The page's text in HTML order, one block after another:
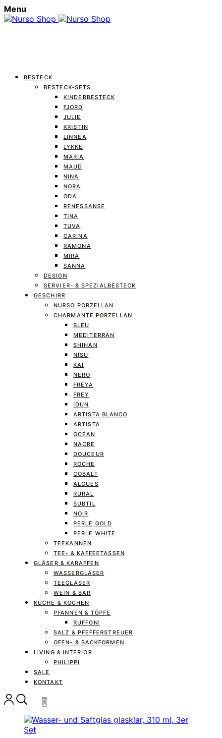
Menu
BESTECK
BESTECK-SETS
KINDERBESTECK
FJORD
JULIE
KRISTIN
LINNEA
LYKKE
MARIA
MAUD
NINA
NORA
ODA
RENESSANSE
TINA
TUVA
CARINA
RAMONA
MIRA
SANNA
DESIGN
SERVIER- & SPEZIALBESTECK
GESCHIRR
NURSO PORZELLAN
CHARMANTE PORZELLAN
BLEU
MEDITERRAN
SHIHAN
NĪSU
KAI
NERO
FREYA
FREY
IDUN
ARTISTA BLANCO
ARTISTA
OCÉAN
NACRE
DOUCEUR
ROCHE
COBALT
ALGUES
RURAL
SUBTIL
NOIR
PERLE GOLD
PERLE WHITE
TEEKANNEN
TEE- & KAFFEETASSEN
GLÄSER & KARAFFEN
WASSERGLÄSER
TEEGLÄSER
WEIN & BAR
KÜCHE & KOCHEN
PFANNEN & TÖPFE
RUFFONI
SALZ & PFEFFERSTREUER
OFEN- & BACKFORMEN
LIVING & INTERIOR
PHILIPPI
SALE
KONTAKT
0